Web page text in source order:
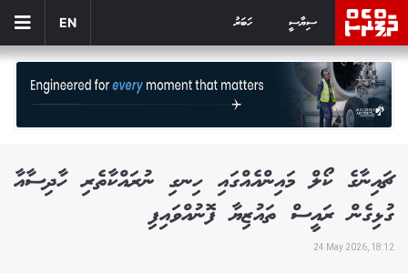
ސިޔާސީ ހަބަރު EN
ޗައިނާގެ ކޯލް މައިންއެއްގައި ހިނގި ނުރައްކާތެރި ހާދިސާއާ
ގުޅިގެން ރައީސް ތައުޒިޔާ ފޮނުއްވައިފި
24 May 2026, 18:12